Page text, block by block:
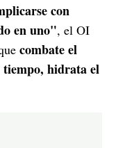
con
en uno", el OI
combate el
hidrata el